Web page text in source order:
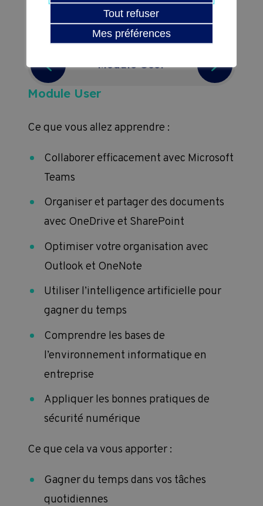
Certificat Assistant.e IT
Module User
Module User
Ce que vous allez apprendre :
Collaborer efficacement avec Microsoft
Teams
Organiser et partager des documents
avec OneDrive et SharePoint
Optimiser votre organisation avec
Outlook et OneNote
Utiliser l’intelligence artificielle pour
gagner du temps
Comprendre les bases de
l’environnement informatique en
entreprise
Appliquer les bonnes pratiques de
sécurité numérique
Ce que cela va vous apporter :
Gagner du temps dans vos tâches
quotidiennes
Tout refuser
Mes préférences